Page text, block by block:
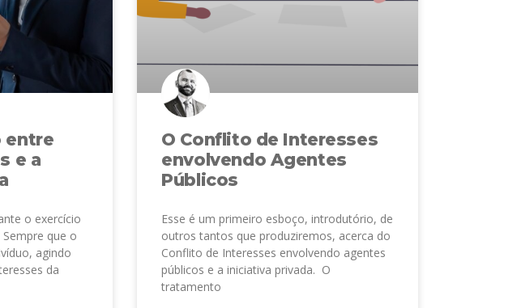
entre
e a
o exercício
que o
agindo
da
O Conflito de Interesses
envolvendo Agentes
Públicos
Esse é um primeiro esboço, introdutório, de
outros tantos que produziremos, acerca do
Conflito de Interesses envolvendo agentes
públicos e a iniciativa privada. O
tratamento